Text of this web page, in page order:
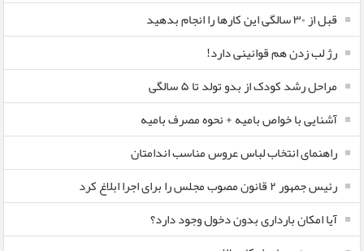
قبل از ۳۰ سالگی این کارها را انجام بدهید
رژ لب زدن هم قوانینی دارد!
مراحل رشد کودک از بدو تولد تا ۵ سالگی
آشنایی با خواص بامیه + نحوه مصرف بامیه
راهنمای انتخاب لباس عروس مناسب اندامتان
رئیس جمهور ۲ قانون مصوب مجلس را برای اجرا ابلاغ کرد
آیا امکان بارداری بدون دخول وجود دارد؟